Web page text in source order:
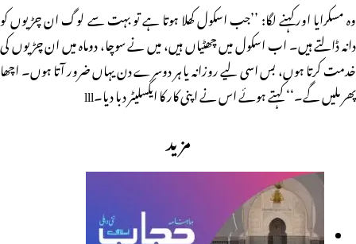
وہ مسکرایا اورکہنے لگا: ’’جب اسکول کھلا ہوتا ہے تو بہت سے لوگ ان چڑیوں کو
دانہ ڈالتے ہیں۔ اب اسکول میں چھٹیاں ہیں، میں نے سوچا، دوماہ میں ان چڑیوں کی
خدمت کرتا ہوں، بس اسی لیے روزانہ یا ہر دوسرے دن یہاں ضرور آتا ہوں۔ اچھا
پھر ملیں گے۔‘‘ کہتے ہوئے اس نے اپنی کار کا ایکسلیٹر دبا دیا۔lll
مزید